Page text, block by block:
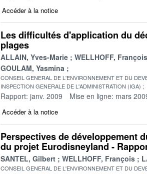
Accéder à la notice
Les difficultés d'application du
plages
ALLAIN, Yves-Marie WELLHOFF, François
GOULAM, Yasmina
CONSEIL GENERAL DE L'ENVIRONNEMENT ET DU
INSPECTION GENERALE DE L'ADMINISTRATION (IGA)
Rapport: janv. 2009 Mise en ligne: mars
Accéder à la notice
Perspectives de développement
du projet Eurodisneyland -
SANTEL, Gilbert WELLHOFF, François
CONSEIL GENERAL DE L'ENVIRONNEMENT ET DU